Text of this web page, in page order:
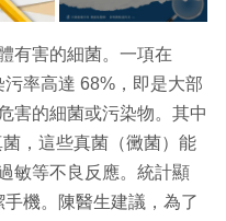
有害的細菌。一項在
率高達 68%，即是大部
害的細菌或污染物。其中
，這些真菌（黴菌）能
敏等不良反應。統計顯
機。陳醫生建議，為了